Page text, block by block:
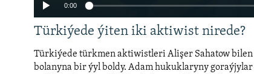
0:00
Türkiýede ýiten iki aktiwist nirede?
Türkiýede türkmen aktiwistleri Alişer Sahatow
bolanyna bir ýyl boldy. Adam hukuklaryny